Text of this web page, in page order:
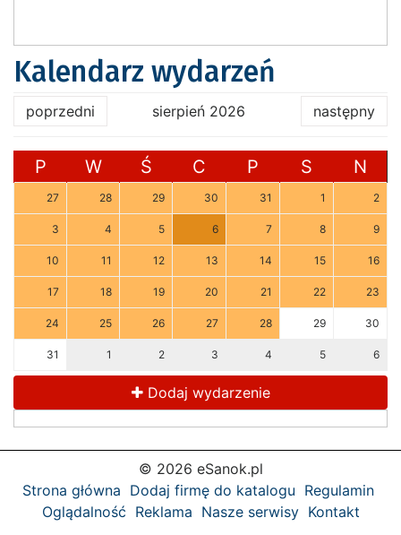
Kalendarz wydarzeń
poprzedni sierpień 2026 następny
P W Ś C P S N
27 28 29 30 31 1 2
3 4 5 6 7 8 9
10 11 12 13 14 15 16
17 18 19 20 21 22 23
24 25 26 27 28 29 30
31 1 2 3 4 5 6
Dodaj wydarzenie
© 2026 eSanok.pl
Strona główna Dodaj firmę do katalogu Regulamin
Oglądalność Reklama Nasze serwisy Kontakt